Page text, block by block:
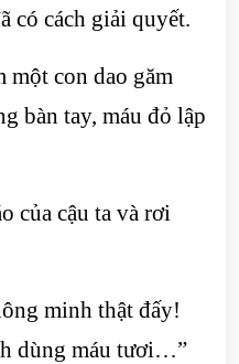
có cách giải quyết.
một con dao găm
bàn tay, máu đỏ lập
của cậu ta và rơi
minh thật đấy!
dùng máu tươi…”